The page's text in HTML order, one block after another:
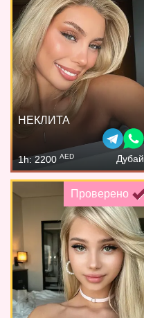
НЕКЛИТА
1h: 2200 AED Дубай
Проверено